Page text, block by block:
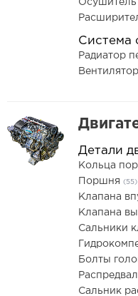
Осушитель
Система
Радиатор
Детали
Кольца
Поршня (55)
Клапана
Клапана
Сальники
Болты
Распредвал
Сальник